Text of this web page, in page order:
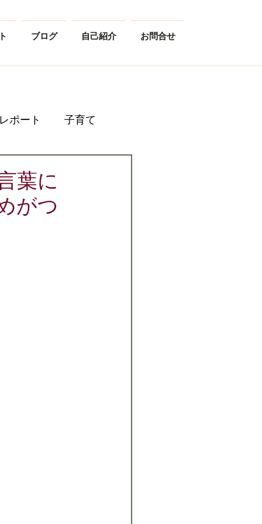
ブログ 自己紹介 お問合せ
レポート 子育て
葉に
がつ